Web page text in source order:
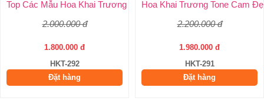
Top Các Mẫu Hoa Khai Trương Tone Hồng Đẹp, Sang Trọng, Giá
2.000.000 đ
1.800.000 đ
HKT-292
Đặt hàng
Hoa Khai Trương Tone Cam
2.200.000 đ
1.980.000 đ
HKT-291
Đặt hàng